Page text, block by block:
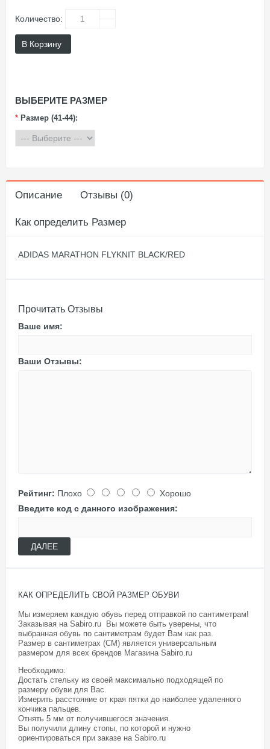
Количество:
В Корзину
ВЫБЕРИТЕ РАЗМЕР
* Размер (41-44):
Описание Отзывы (0)
Как определить Размер
ADIDAS MARATHON FLYKNIT BLACK/RED
Прочитать Отзывы
Ваше имя:
Ваши Отзывы:
Рейтинг: Плохо
Хорошо
Введите код с данного изображения:
ДАЛЕЕ
КАК ОПРЕДЕЛИТЬ СВОЙ РАЗМЕР ОБУВИ
Мы измеряем каждую обувь перед отправкой по сантиметрам!
Заказывая на Sabiro.ru Вы можете быть уверены, что
выбранная обувь по сантиметрам будет Вам как раз.
Размер в сантиметрах (СМ) является универсальным
размером для всех брендов Магазина Sabiro.ru
Необходимо:
Достать стельку из своей максимально подходящей по
размеру обуви для Вас.
Измерить расстояние от края пятки до наиболее удаленного
кончика пальцев.
Отнять 5 мм от получившегося значения.
Вы получили длину стопы, по которой и нужно
ориентироваться при заказе на Sabiro.ru